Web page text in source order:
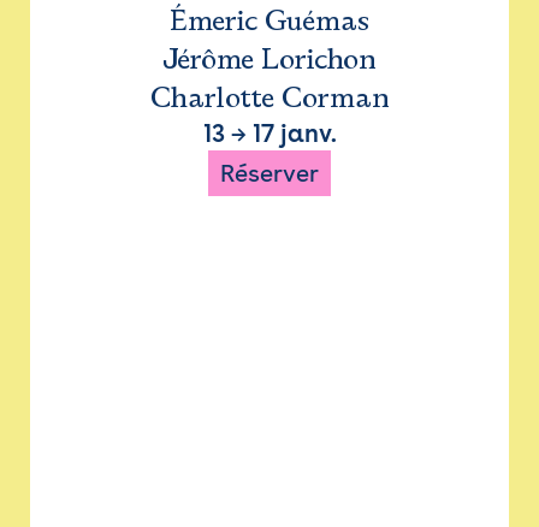
Émeric Guémas
Jérôme Lorichon
Charlotte Corman
13→ 17 janv.
Réserver